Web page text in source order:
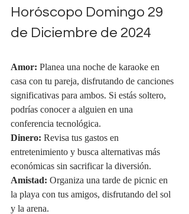
Horóscopo Domingo 29
de Diciembre de 2024
Amor: Planea una noche de karaoke en
casa con tu pareja, disfrutando de canciones
significativas para ambos. Si estás soltero,
podrías conocer a alguien en una
conferencia tecnológica.
Dinero: Revisa tus gastos en
entretenimiento y busca alternativas más
económicas sin sacrificar la diversión.
Amistad: Organiza una tarde de picnic en
la playa con tus amigos, disfrutando del sol
y la arena.